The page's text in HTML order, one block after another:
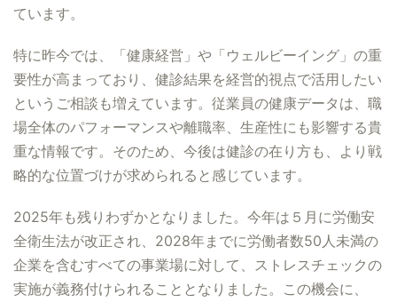
ています。
特に昨今では、「健康経営」や「ウェルビーイング」の重
要性が高まっており、健診結果を経営的視点で活用したい
というご相談も増えています。従業員の健康データは、職
場全体のパフォーマンスや離職率、生産性にも影響する貴
重な情報です。そのため、今後は健診の在り方も、より戦
略的な位置づけが求められると感じています。
2025年も残りわずかとなりました。今年は５月に労働安
全衛生法が改正され、2028年までに労働者数50人未満の
企業を含むすべての事業場に対して、ストレスチェックの
実施が義務付けられることとなりました。この機会に、